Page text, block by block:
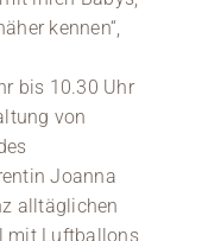
kennen“,
bis 10.30 Uhr
von
Joanna
alltäglichen
mit Luftballons